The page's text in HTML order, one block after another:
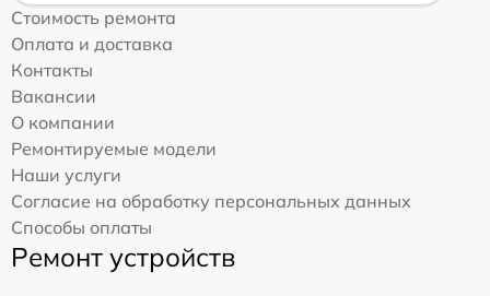
Стоимость ремонта
Оплата и доставка
Контакты
Вакансии
О компании
Ремонтируемые модели
Наши услуги
Согласие на обработку персональных данных
Способы оплаты
Ремонт устройств